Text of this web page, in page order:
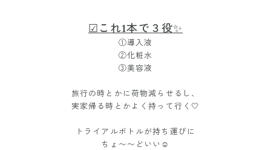
☑︎これ1本で３役✨
①導入液
②化粧水
③美容液
旅行の時とかに荷物減らせるし、
実家帰る時とかよく持って行く🤍
トライアルボトルが持ち運びに
ちょ〜〜どいい☺️